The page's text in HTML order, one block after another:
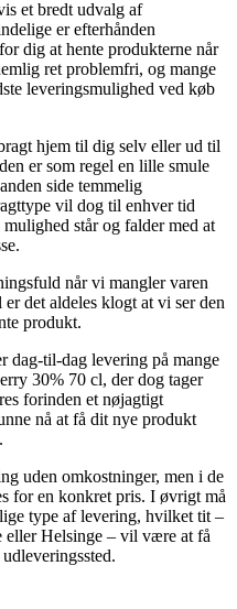
et bredt udvalg af
er efterhånden
dig at hente produkterne når
ret problemfri, og mange
leveringsmulighed ved køb
hjem til dig selv eller ud til
er som regel en lille smule
side temmelig
vil dog til enhver tid
står og falder med at
når vi mangler varen
det aldeles klogt at vi ser den
produkt.
dag-til-dag levering på mange
30% 70 cl, der dog tager
forinden et nøjagtigt
nå at få dit nye produkt
uden omkostninger, men i de
for en konkret pris. I øvrigt må
type af levering, hvilket tit –
eller Helsinge – vil være at få